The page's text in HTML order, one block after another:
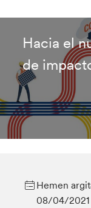
Hacia el
de
Hemen
08/04/2021